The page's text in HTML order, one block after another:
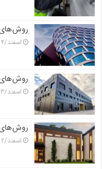
اسفند/۴ / ۱۴۰۴
اسفند/۳ / ۱۴۰۴
اسفند/۲ / ۱۴۰۴